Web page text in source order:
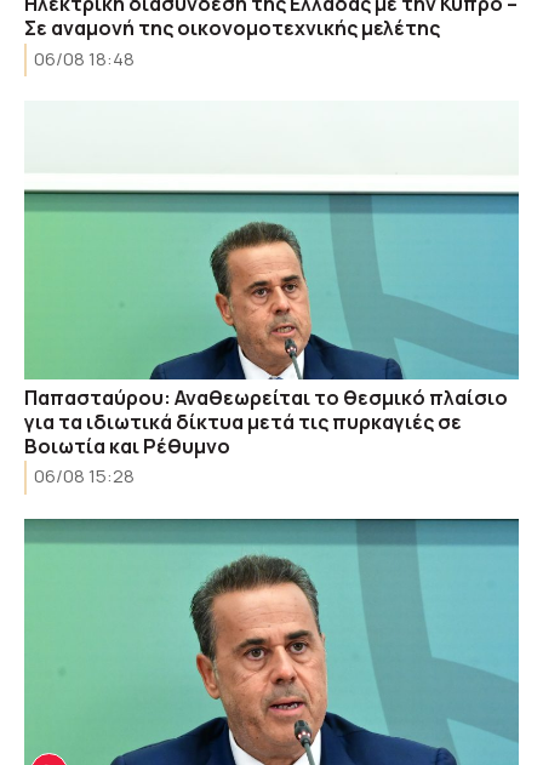
Σε αναμονή της οικονομοτεχνικής μελέτης
06/08 18:48
Παπασταύρου: Αναθεωρείται το θεσμικό πλαίσιο
για τα ιδιωτικά δίκτυα μετά τις πυρκαγιές σε
Βοιωτία και Ρέθυμνο
06/08 15:28